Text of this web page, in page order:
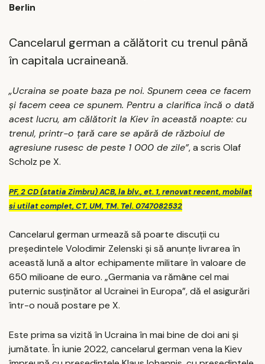
Berlin
Cancelarul german a călătorit cu trenul până
în capitala ucraineană.
„Ucraina se poate baza pe noi. Spunem ceea ce facem
şi facem ceea ce spunem. Pentru a clarifica încă o dată
acest lucru, am călătorit la Kiev în această noapte: cu
trenul, printr-o ţară care se apără de războiul de
agresiune rusesc de peste 1 000 de zile”, a scris Olaf
Scholz pe X.
PF, 2 CD (statia Zimbru) ACB, la blv., et. 1, renovat recent, mobilat
si utilat complet, CT, UM, TM. Tel. 0747082532
Cancelarul german urmează să poarte discuţii cu
preşedintele Volodimir Zelenski şi să anunţe livrarea în
această lună a altor echipamente militare în valoare de
650 milioane de euro. „Germania va rămâne cel mai
puternic susţinător al Ucrainei în Europa”, dă el asigurări
într-o nouă postare pe X.
Este prima sa vizită în Ucraina în mai bine de doi ani şi
jumătate. În iunie 2022, cancelarul german vena la Kiev